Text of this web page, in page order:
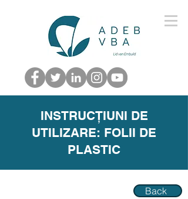
INSTRUCȚIUNI DE
UTILIZARE: FOLII DE
PLASTIC
Back